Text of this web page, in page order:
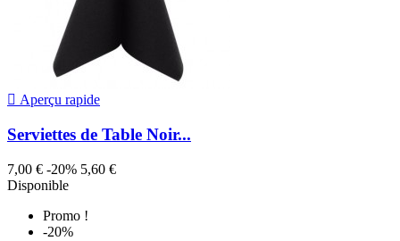
 Aperçu rapide
Serviettes de Table Noir...
7,00 € -20% 5,60 €
Disponible
Promo !
-20%